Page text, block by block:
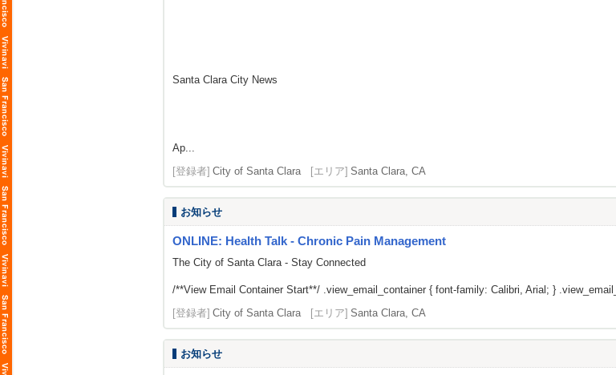
Santa Clara City News
Ap...
[登録者] City of Santa Clara [エリア] Santa Clara, CA
お知らせ
ONLINE: Health Talk - Chronic Pain Management
The City of Santa Clara - Stay Connected
/**View Email Container Start**/ .view_email_container { font-family: Calibri, Arial; }
[登録者] City of Santa Clara [エリア] Santa Clara, CA
お知らせ